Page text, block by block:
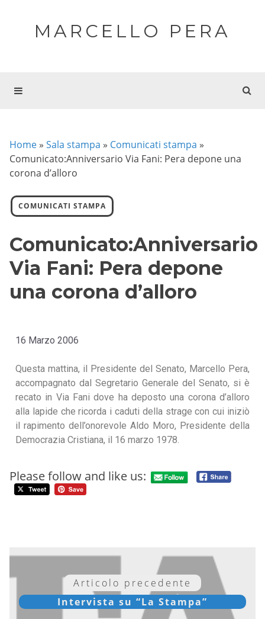
MARCELLO PERA
Home » Sala stampa » Comunicati stampa »
Comunicato:Anniversario Via Fani: Pera depone una
corona d’alloro
COMUNICATI STAMPA
Comunicato:Anniversario
Via Fani: Pera depone
una corona d’alloro
16 Marzo 2006
Questa mattina, il Presidente del Senato, Marcello Pera,
accompagnato dal Segretario Generale del Senato, si è
recato in Via Fani dove ha deposto una corona d’alloro
alla lapide che ricorda i caduti della strage con cui iniziò
il rapimento dell’onorevole Aldo Moro, Presidente della
Democrazia Cristiana, il 16 marzo 1978.
Please follow and like us:
Articolo precedente
Intervista su “La Stampa”